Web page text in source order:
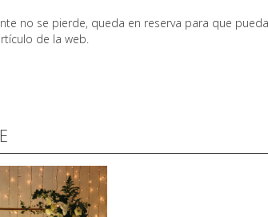
no se pierde, queda en reserva para que
de la web.